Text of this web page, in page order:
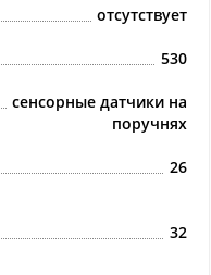
отсутствует
530
сенсорные датчики на
поручнях
26
32